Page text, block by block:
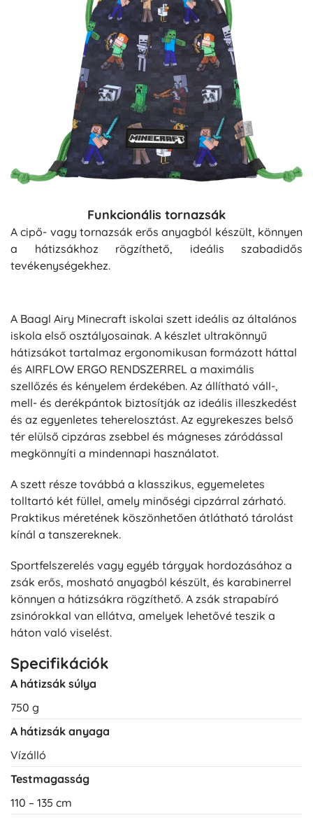
Funkcionális tornazsák
A cipő- vagy tornazsák erős anyagból készült, könnyen
a hátizsákhoz rögzíthető, ideális szabadidős
tevékenységekhez.
A Baagl Airy Minecraft iskolai szett ideális az általános
iskola első osztályosainak. A készlet ultrakönnyű
hátizsákot tartalmaz ergonomikusan formázott háttal
és AIRFLOW ERGO RENDSZERREL a maximális
szellőzés és kényelem érdekében. Az állítható váll-,
mell- és derékpántok biztosítják az ideális illeszkedést
és az egyenletes teherelosztást. Az egyrekeszes belső
tér elülső cipzáras zsebbel és mágneses záródással
megkönnyíti a mindennapi használatot.
A szett része továbbá a klasszikus, egyemeletes
tolltartó két füllel, amely minőségi cipzárral zárható.
Praktikus méretének köszönhetően átlátható tárolást
kínál a tanszereknek.
Sportfelszerelés vagy egyéb tárgyak hordozásához a
zsák erős, mosható anyagból készült, és karabinerrel
könnyen a hátizsákra rögzíthető. A zsák strapabíró
zsinórokkal van ellátva, amelyek lehetővé teszik a
háton való viselést.
Specifikációk
A hátizsák súlya
750 g
A hátizsák anyaga
Vízálló
Testmagasság
110 – 135 cm